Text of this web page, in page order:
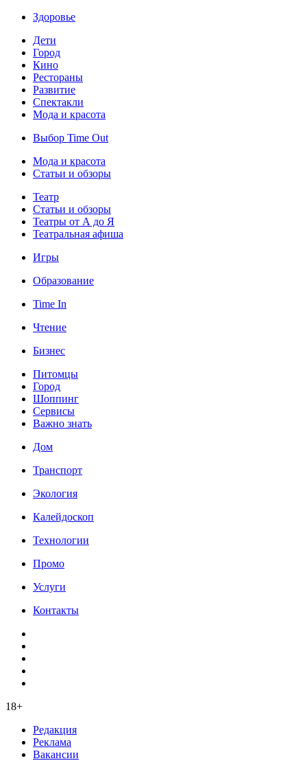
Здоровье
Дети
Город
Кино
Рестораны
Развитие
Спектакли
Мода и красота
Выбор Time Out
Мода и красота
Статьи и обзоры
Театр
Статьи и обзоры
Театры от А до Я
Театральная афиша
Игры
Образование
Time In
Чтение
Бизнес
Питомцы
Город
Шоппинг
Сервисы
Важно знать
Дом
Транспорт
Экология
Калейдоскоп
Технологии
Промо
Услуги
Контакты
18+
Редакция
Реклама
Вакансии